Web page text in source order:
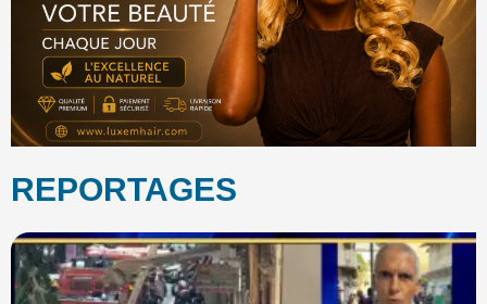
REPORTAGES